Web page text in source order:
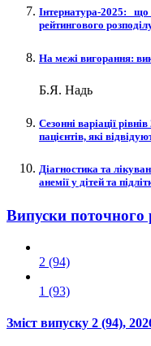
Інтернатура‑2025: що
рейтингового
На межі вигорання:
Б.Я. Надь
Сезонні варіації
пацієнтів, які
Діагностика та
анемії у дітей та
Випуски поточного
2 (94)
1 (93)
Зміст випуску 2 (94),